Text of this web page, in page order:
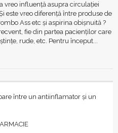
vreo influență asupra circulației
este vreo diferență între produse de
Ass etc și aspirina obișnuită ?
fie din partea pacienților care
rude, etc. Pentru început...
între un antiinflamator și un